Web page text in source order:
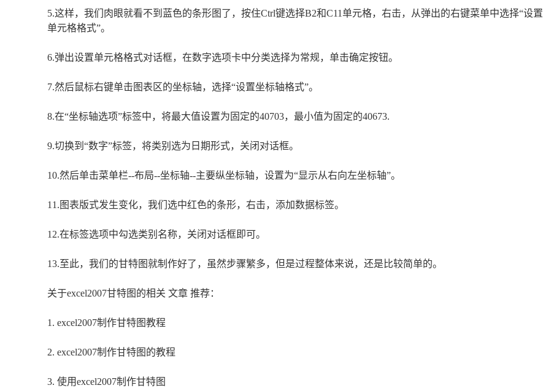
5.这样，我们肉眼就看不到蓝色的条形图了，按住Ctrl键选择B2和C11单元格，右击，从弹出的右键菜单中选择“设置
单元格格式”。
6.弹出设置单元格格式对话框，在数字选项卡中分类选择为常规，单击确定按钮。
7.然后鼠标右键单击图表区的坐标轴，选择“设置坐标轴格式”。
8.在“坐标轴选项”标签中，将最大值设置为固定的40703，最小值为固定的40673.
9.切换到“数字”标签，将类别选为日期形式，关闭对话框。
10.然后单击菜单栏--布局--坐标轴--主要纵坐标轴，设置为“显示从右向左坐标轴”。
11.图表版式发生变化，我们选中红色的条形，右击，添加数据标签。
12.在标签选项中勾选类别名称，关闭对话框即可。
13.至此，我们的甘特图就制作好了，虽然步骤繁多，但是过程整体来说，还是比较简单的。
关于excel2007甘特图的相关 文章 推荐：
1. excel2007制作甘特图教程
2. excel2007制作甘特图的教程
3. 使用excel2007制作甘特图